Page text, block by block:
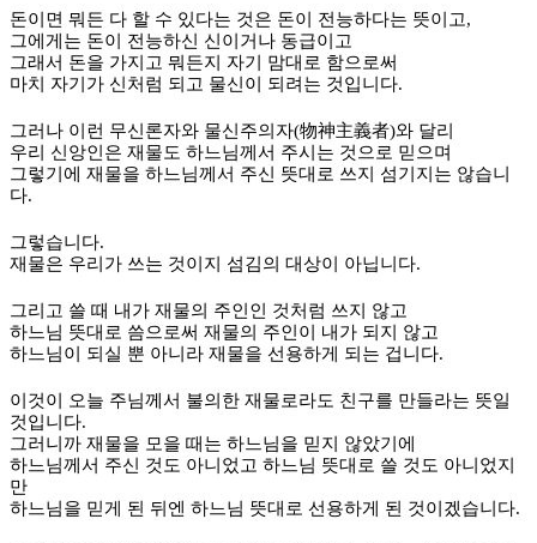
돈이면 뭐든 다 할 수 있다는 것은 돈이 전능하다는 뜻이고,
그에게는 돈이 전능하신 신이거나 동급이고
그래서 돈을 가지고 뭐든지 자기 맘대로 함으로써
마치 자기가 신처럼 되고 물신이 되려는 것입니다.
그러나 이런 무신론자와 물신주의자(物神主義者)와 달리
우리 신앙인은 재물도 하느님께서 주시는 것으로 믿으며
그렇기에 재물을 하느님께서 주신 뜻대로 쓰지 섬기지는 않습니
다.
그렇습니다.
재물은 우리가 쓰는 것이지 섬김의 대상이 아닙니다.
그리고 쓸 때 내가 재물의 주인인 것처럼 쓰지 않고
하느님 뜻대로 씀으로써 재물의 주인이 내가 되지 않고
하느님이 되실 뿐 아니라 재물을 선용하게 되는 겁니다.
이것이 오늘 주님께서 불의한 재물로라도 친구를 만들라는 뜻일
것입니다.
그러니까 재물을 모을 때는 하느님을 믿지 않았기에
하느님께서 주신 것도 아니었고 하느님 뜻대로 쓸 것도 아니었지
만
하느님을 믿게 된 뒤엔 하느님 뜻대로 선용하게 된 것이겠습니다.